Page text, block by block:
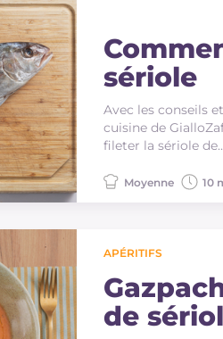
sériole
Avec les conseils
cuisine de
fileter la sériole
Moyenne 10
APÉRITIFS
de